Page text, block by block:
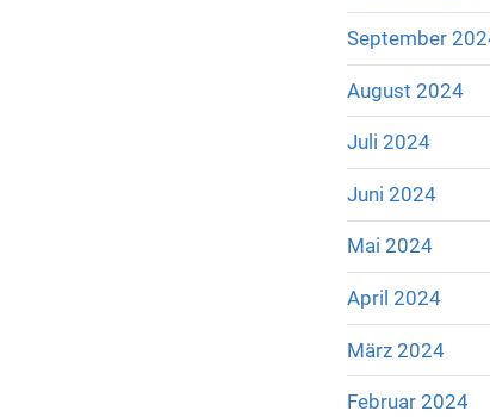
September
August 2024
Juli 2024
Juni 2024
Mai 2024
April 2024
März 2024
Februar 2024